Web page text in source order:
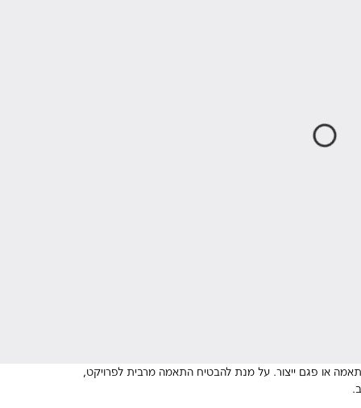
או פגם ייצור. על מנת להבטיח התאמה מרבית לפרויקט,